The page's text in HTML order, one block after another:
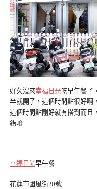
好久沒來幸福日光吃早午餐了
半就開了，這個時間點很好啊
這個時間點剛好就有搭到而且
錯唷
幸福日光早午餐
花蓮市國風街20號